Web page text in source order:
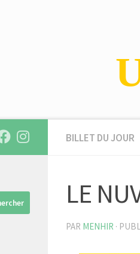
BILLET DU JOUR
LE
PAR MENHIR ·